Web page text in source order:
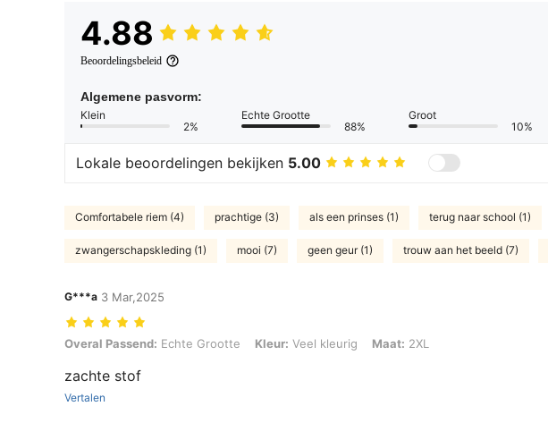
4.88
Beoordelingsbeleid
Algemene pasvorm:
Klein
2%
Echte Grootte
88%
Groot
10%
Lokale beoordelingen bekijken 5.00
Comfortabele riem (4) prachtige (3) als een prinses (1) terug naar school (1)
zwangerschapskleding (1) mooi (7) geen geur (1) trouw aan het beeld (7)
G***a 3 Mar,2025
Overal Passend: Echte Grootte, Kleur: Veel kleurig, Maat: 2XL
Overal Passend: Echte Grootte Kleur: Veel kleurig Maat: 2XL
zachte stof
Vertalen